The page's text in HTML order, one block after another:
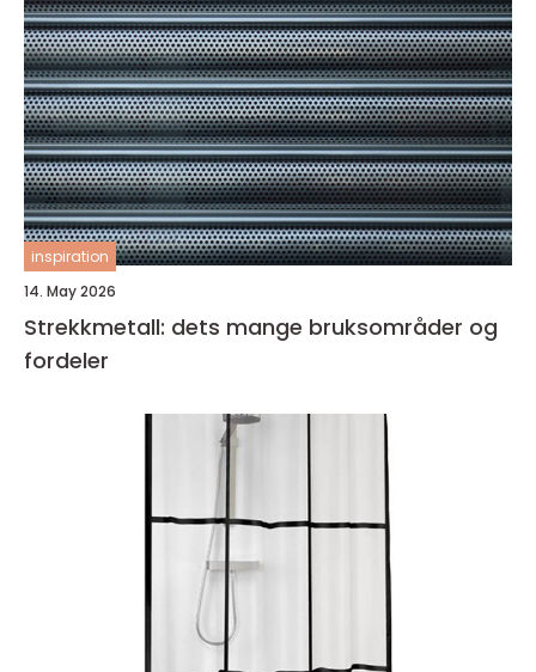
inspiration
14. May 2026
Strekkmetall: dets mange bruksområder og
fordeler